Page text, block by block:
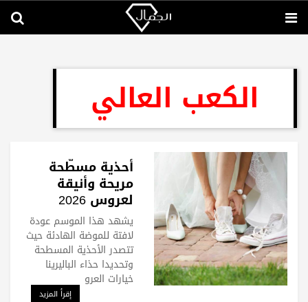
الكعب العالي
أحذية مسطّحة
مريحة وأنيقة
لعروس 2026
يشهد هذا الموسم عودة
لافتة للموضة الهادئة حيث
تتصدر الأحذية المسطحة
وتحديدا حذاء الباليرينا
خيارات العرو
إقرأ المزيد